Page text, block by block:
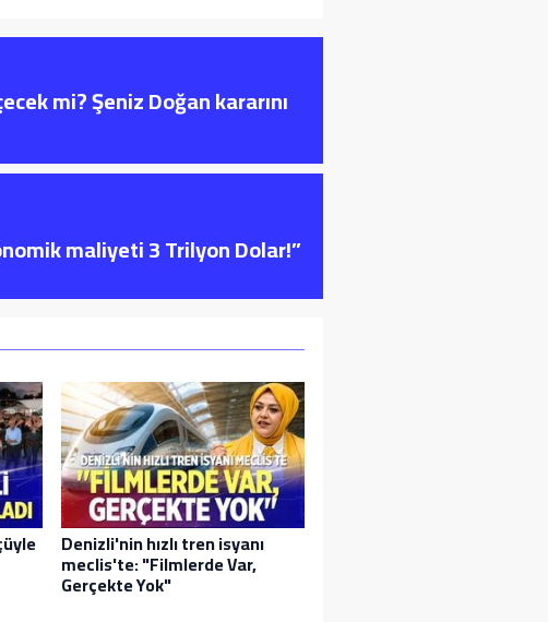
mi? Şeniz Doğan kararını
maliyeti 3 Trilyon Dolar!”
Denizli'nin hızlı tren isyanı
meclis'te: "Filmlerde Var,
Gerçekte Yok"